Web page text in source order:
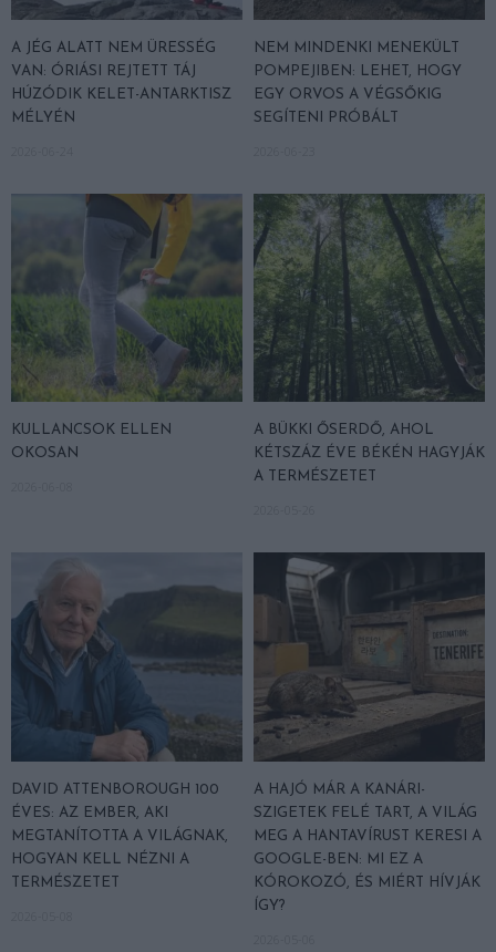
A JÉG ALATT NEM ÜRESSÉG
VAN: ÓRIÁSI REJTETT TÁJ
HÚZÓDIK KELET-ANTARKTISZ
MÉLYÉN
NEM MINDENKI MENEKÜLT
POMPEJIBEN: LEHET, HOGY
EGY ORVOS A VÉGSŐKIG
SEGÍTENI PRÓBÁLT
KULLANCSOK ELLEN
OKOSAN
A BÜKKI ŐSERDŐ, AHOL
KÉTSZÁZ ÉVE BÉKÉN HAGYJÁK
A TERMÉSZETET
DAVID ATTENBOROUGH 100
ÉVES: AZ EMBER, AKI
MEGTANÍTOTTA A VILÁGNAK,
HOGYAN KELL NÉZNI A
TERMÉSZETET
A HAJÓ MÁR A KANÁRI-
SZIGETEK FELÉ TART, A VILÁG
MEG A HANTAVÍRUST KERESI A
GOOGLE-BEN: MI EZ A
KÓROKOZÓ, ÉS MIÉRT HÍVJÁK
ÍGY?